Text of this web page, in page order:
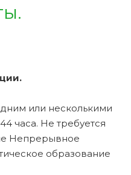
или несколькими
часа. Не требуется
Непрерывное
образование